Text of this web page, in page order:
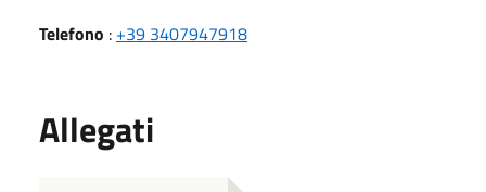
Telefono : +39 3407947918
Allegati